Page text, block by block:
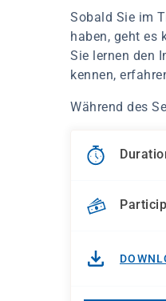
Sobald Sie im
haben, geht es
Sie lernen den
kennen,
Während des